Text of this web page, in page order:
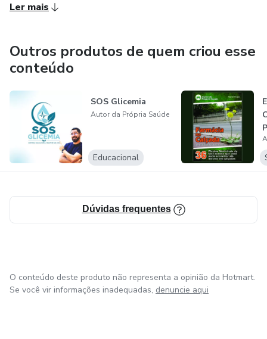
Ler mais
Outros produtos de quem criou esse
conteúdo
SOS Glicemia
Autor da Própria Saúde
Educacional
Dúvidas frequentes
O conteúdo deste produto não representa a opinião da Hotmart.
Se você vir informações inadequadas, denuncie aqui